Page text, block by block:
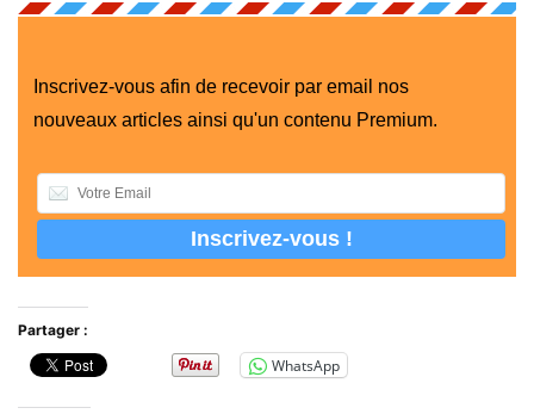
Inscrivez-vous afin de recevoir par email nos
nouveaux articles ainsi qu'un contenu Premium.
Partager :
WhatsApp